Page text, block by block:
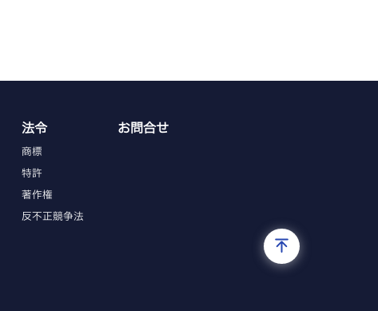
法令
商標
特許
著作権
反不正競争法
お問合せ